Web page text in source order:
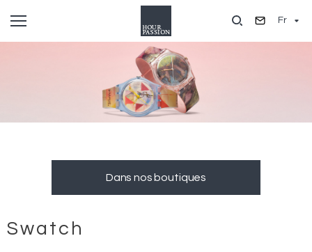
Fr
Dans nos boutiques
Swatch